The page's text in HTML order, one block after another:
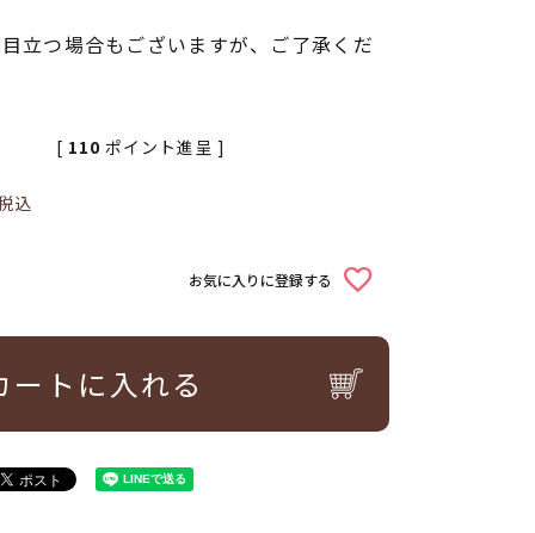
立つ場合もございますが、ご了承くだ
込
[ 110 ポイント進呈 ]
お気に入りに登録する
ートに入れる